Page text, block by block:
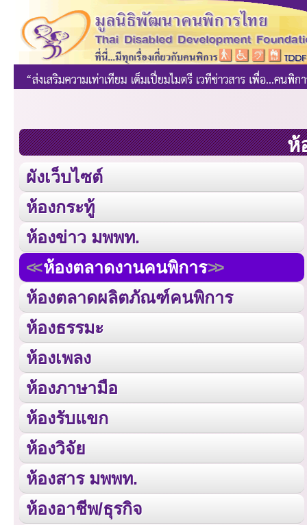
ห้
ผังเว็บไซต์
ห้องกระทู้
ห้องข่าว มพพท.
ห้องตลาดงานคนพิการ
ห้องตลาดผลิตภัณฑ์คนพิการ
ห้องธรรมะ
ห้องเพลง
ห้องภาษามือ
ห้องรับแขก
ห้องวิจัย
ห้องสาร มพพท.
ห้องอาชีพ/ธุรกิจ